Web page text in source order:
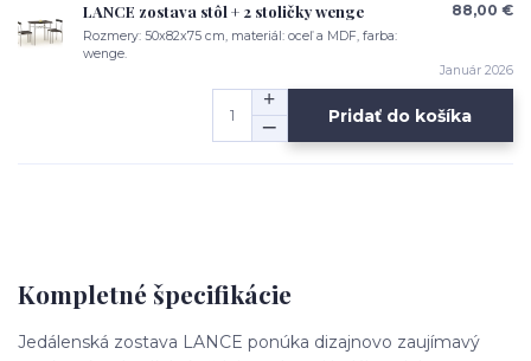
LANCE zostava stôl + 2 stoličky wenge
Rozmery: 50x82x75 cm, materiál: oceľ a MDF, farba:
wenge.
88,00 €
Január 2026
Pridať do košíka
Kompletné špecifikácie
Jedálenská zostava LANCE ponúka dizajnovo zaujímavý